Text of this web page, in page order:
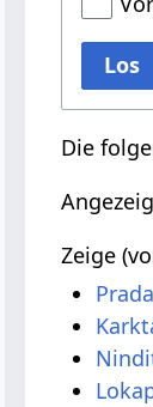
Los
Die
Zeige (